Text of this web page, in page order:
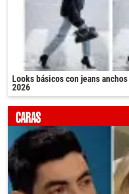
Looks básicos con jeans
2026